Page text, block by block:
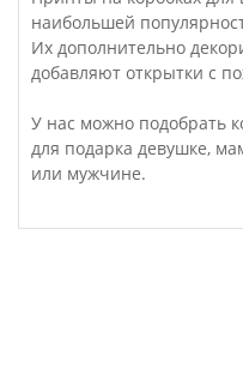
наибольшей
Их дополнительно
добавляют открытки с
У нас можно подобрать
для подарка девушке,
или мужчине.